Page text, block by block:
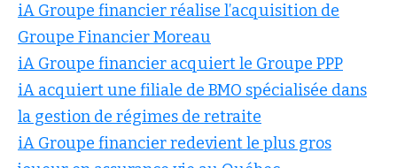
iA Groupe financier réalise l’acquisition de
Groupe Financier Moreau
iA Groupe financier acquiert le Groupe PPP
iA acquiert une filiale de BMO spécialisée dans
la gestion de régimes de retraite
iA Groupe financier redevient le plus gros